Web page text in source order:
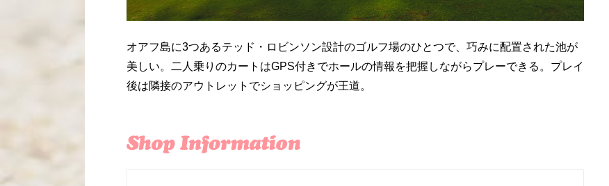
オアフ島に3つあるテッド・ロビンソン設計のゴルフ場のひとつで、巧みに配置された池が
美しい。二人乗りのカートはGPS付きでホールの情報を把握しながらプレーできる。プレイ
後は隣接のアウトレットでショッピングが王道。